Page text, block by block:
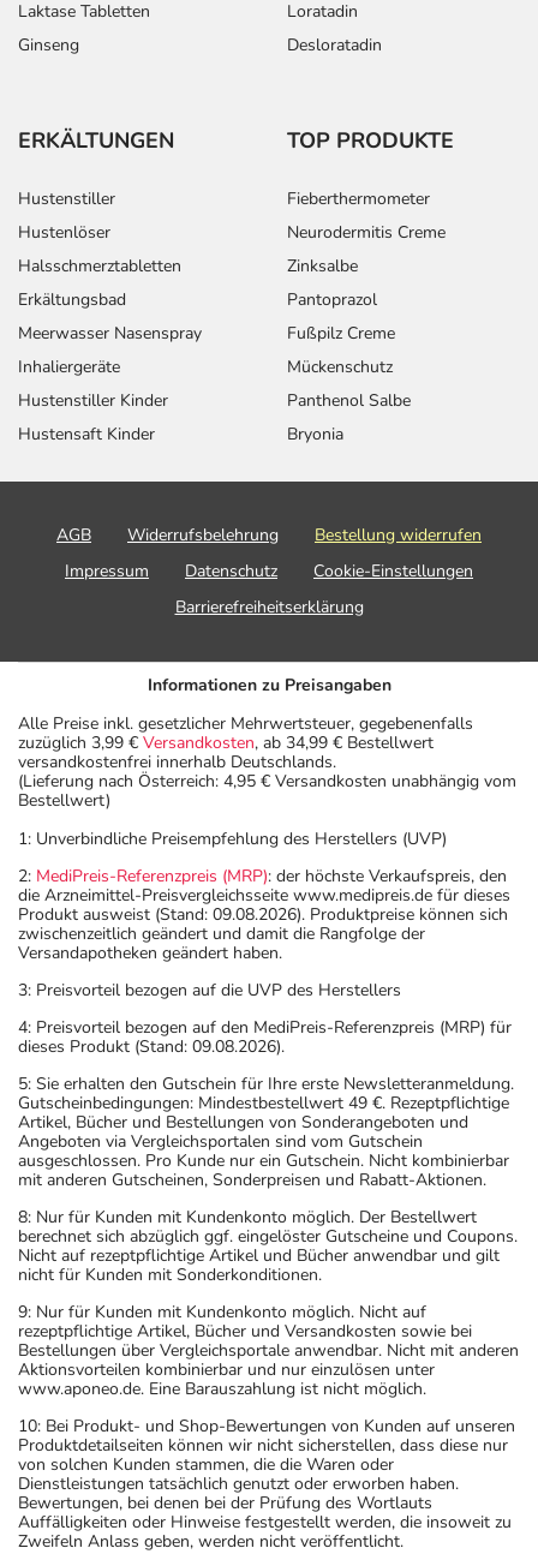
Laktase Tabletten
Ginseng
Loratadin
Desloratadin
ERKÄLTUNGEN
Hustenstiller
Hustenlöser
Halsschmerztabletten
Erkältungsbad
Meerwasser Nasenspray
Inhaliergeräte
Hustenstiller Kinder
Hustensaft Kinder
TOP PRODUKTE
Fieberthermometer
Neurodermitis Creme
Zinksalbe
Pantoprazol
Fußpilz Creme
Mückenschutz
Panthenol Salbe
Bryonia
AGB Widerrufsbelehrung
Bestellung widerrufen
Impressum
Datenschutz
Cookie-Einstellungen
Barrierefreiheitserklärung
Informationen zu Preisangaben
Alle Preise inkl. gesetzlicher Mehrwertsteuer, gegebenenfalls
zuzüglich 3,99 € Versandkosten, ab 34,99 € Bestellwert
versandkostenfrei innerhalb Deutschlands.
(Lieferung nach Österreich: 4,95 € Versandkosten unabhängig vom
Bestellwert)
1: Unverbindliche Preisempfehlung des Herstellers (UVP)
2: MediPreis-Referenzpreis (MRP): der höchste Verkaufspreis, den
die Arzneimittel-Preisvergleichsseite www.medipreis.de für dieses
Produkt ausweist (Stand: 09.08.2026). Produktpreise können sich
zwischenzeitlich geändert und damit die Rangfolge der
Versandapotheken geändert haben.
3: Preisvorteil bezogen auf die UVP des Herstellers
4: Preisvorteil bezogen auf den MediPreis-Referenzpreis (MRP) für
dieses Produkt (Stand: 09.08.2026).
5: Sie erhalten den Gutschein für Ihre erste Newsletteranmeldung.
Gutscheinbedingungen: Mindestbestellwert 49 €. Rezeptpflichtige
Artikel, Bücher und Bestellungen von Sonderangeboten und
Angeboten via Vergleichsportalen sind vom Gutschein
ausgeschlossen. Pro Kunde nur ein Gutschein. Nicht kombinierbar
mit anderen Gutscheinen, Sonderpreisen und Rabatt-Aktionen.
8: Nur für Kunden mit Kundenkonto möglich. Der Bestellwert
berechnet sich abzüglich ggf. eingelöster Gutscheine und Coupons.
Nicht auf rezeptpflichtige Artikel und Bücher anwendbar und gilt
nicht für Kunden mit Sonderkonditionen.
9: Nur für Kunden mit Kundenkonto möglich. Nicht auf
rezeptpflichtige Artikel, Bücher und Versandkosten sowie bei
Bestellungen über Vergleichsportale anwendbar. Nicht mit anderen
Aktionsvorteilen kombinierbar und nur einzulösen unter
www.aponeo.de. Eine Barauszahlung ist nicht möglich.
10: Bei Produkt- und Shop-Bewertungen von Kunden auf unseren
Produktdetailseiten können wir nicht sicherstellen, dass diese nur
von solchen Kunden stammen, die die Waren oder
Dienstleistungen tatsächlich genutzt oder erworben haben.
Bewertungen, bei denen bei der Prüfung des Wortlauts
Auffälligkeiten oder Hinweise festgestellt werden, die insoweit zu
Zweifeln Anlass geben, werden nicht veröffentlicht.